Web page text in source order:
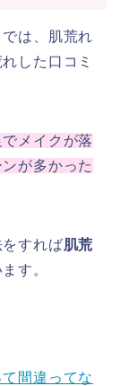
は、肌荒れ
した口コミ
メイクが落
が多かった
すれば肌荒
す。
間違ってな